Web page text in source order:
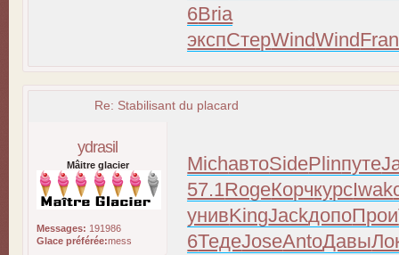
6Bria
экспСтерWindWindFran
Re: Stabilisant du placard
ydrasil
Mâitre glacier
Messages: 191986
Glace préférée:mess
MichавтоSidePlinпуте
57.1RogeКорчкурсIwak
унивKingJackдопоПрои
6ТедеJoseAntoДавы